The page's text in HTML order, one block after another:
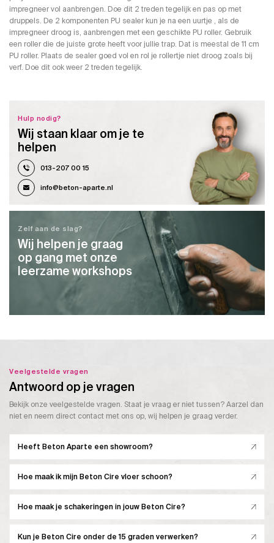
impregneer vol aanbrengen. Doe dit 2 treden tegelijk en pas op met
druppels. De 2 komponenten PU sealer kun je na een uurtje , als de
impregneer droog is, aanbrengen met een geschikte PU roller. Gebruik
een roller die de juiste grote heeft voor jullie trap. Dat is meestal de 11 cm
PU roller. Plaats de sealer goed vol en rol je rollertje niet droog zoals bij
verf. Doe dit ook weer 2 treden tegelijk.
Hulp nodig?
Wij staan klaar om je te
helpen
013-207 00 15
info@beton-aparte.nl
Zelf aan de slag?
Wij helpen je graag
op gang met onze
leerzame workshops
Veelgestelde vragen
Antwoord op je vragen
Bekijk onze veelgestelde vragen. Staat je vraag er niet tussen? Aarzel dan
niet en neem direct contact met ons op, wij helpen je graag verder.
Heeft Beton Aparte een showroom?
Hoe maak ik mijn Beton Cire vloer schoon?
Hoe maak je schakeringen in jouw Beton Cire?
Kun je Beton Cire onder de 15 graden verwerken?